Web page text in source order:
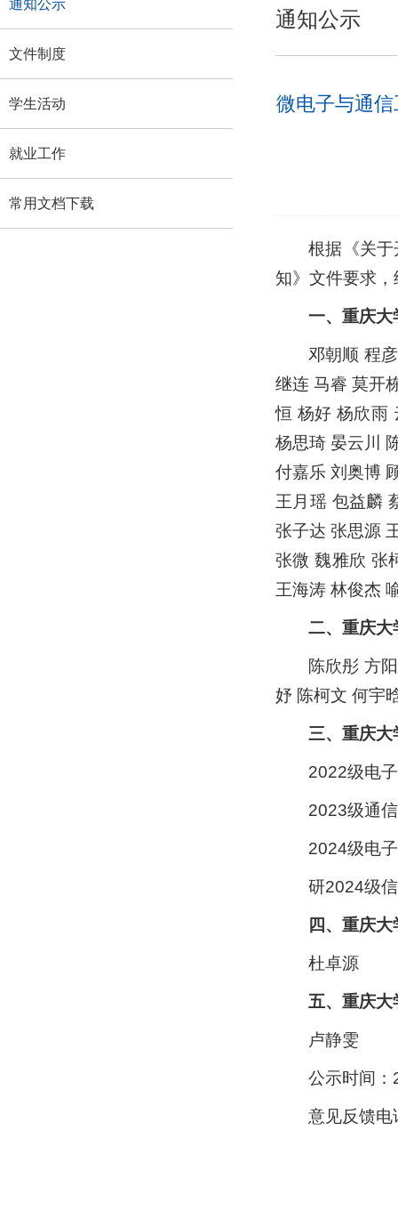
通知公示
文件制度
学生活动
就业工作
常用文档下载
通知公示
微电子与通
根据《关于
知》文件要求
一、重庆大
邓朝顺 程
继连 马睿 莫开
恒 杨好 杨欣雨
杨思琦 晏云川
付嘉乐 刘奥博
王月瑶 包益麟
张子达 张思源
张微 魏雅欣 张
王海涛 林俊杰
二、重庆大
陈欣彤 方
妤 陈柯文 何宇
三、重庆
2022级电
2023级通
2024级电
研2024级
四、重庆
杜卓源
五、重庆
卢静雯
公示时间
意见反馈